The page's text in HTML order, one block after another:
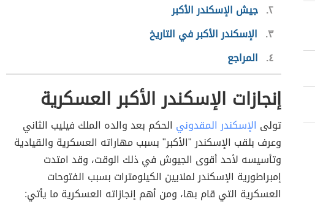
٢ جيش الإسكندر الأكبر
٣ الإسكندر الأكبر في التاريخ
٤ المراجع
إنجازات الإسكندر الأكبر العسكرية
تولى الإسكندر المقدوني الحكم بعد والده الملك فيليب الثاني
وعرف بلقب الإسكندر "الأكبر" بسبب مهاراته العسكرية والقيادية
وتأسيسه لأحد أقوى الجيوش في ذلك الوقت، وقد امتدت
إمبراطورية الإسكندر لملايين الكيلومترات بسبب الفتوحات
العسكرية التي قام بها، ومن أهم إنجازاته العسكرية ما يأتي: